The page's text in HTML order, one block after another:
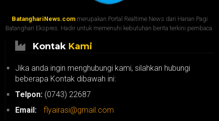
BatanghariNews.commerupakan Portal Realtime News dari Harian Pagi
Batanghari Ekspres. Hadir untuk memenuhi kebutuhan berita terkini pembaca.
Kontak Kami
Jika anda ingin menghubungi kami, silahkan hubungi
beberapa Kontak dibawah ini:
Telpon: (0743) 22687
Email:
flyairasi@gmail.com